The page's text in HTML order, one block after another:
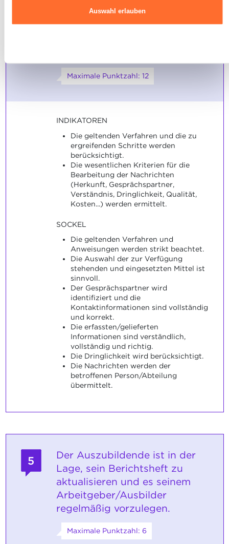
Auswahl erlauben
Der Auszubildende ist in der
Lage, eingegangene
Maximale Punktzahl: 12
INDIKATOREN
Die geltenden Verfahren und die zu
ergreifenden Schritte werden
berücksichtigt.
Die wesentlichen Kriterien für die
Bearbeitung der Nachrichten
(Herkunft, Gesprächspartner,
Verständnis, Dringlichkeit, Qualität,
Kosten...) werden ermittelt.
SOCKEL
Die geltenden Verfahren und
Anweisungen werden strikt beachtet.
Die Auswahl der zur Verfügung
stehenden und eingesetzten Mittel ist
sinnvoll.
Der Gesprächspartner wird
identifiziert und die
Kontaktinformationen sind vollständig
und korrekt.
Die erfassten/gelieferten
Informationen sind verständlich,
vollständig und richtig.
Die Dringlichkeit wird berücksichtigt.
Die Nachrichten werden der
betroffenen Person/Abteilung
übermittelt.
5
Der Auszubildende ist in der
Lage, sein Berichtsheft zu
aktualisieren und es seinem
Arbeitgeber/Ausbilder
regelmäßig vorzulegen.
Maximale Punktzahl: 6